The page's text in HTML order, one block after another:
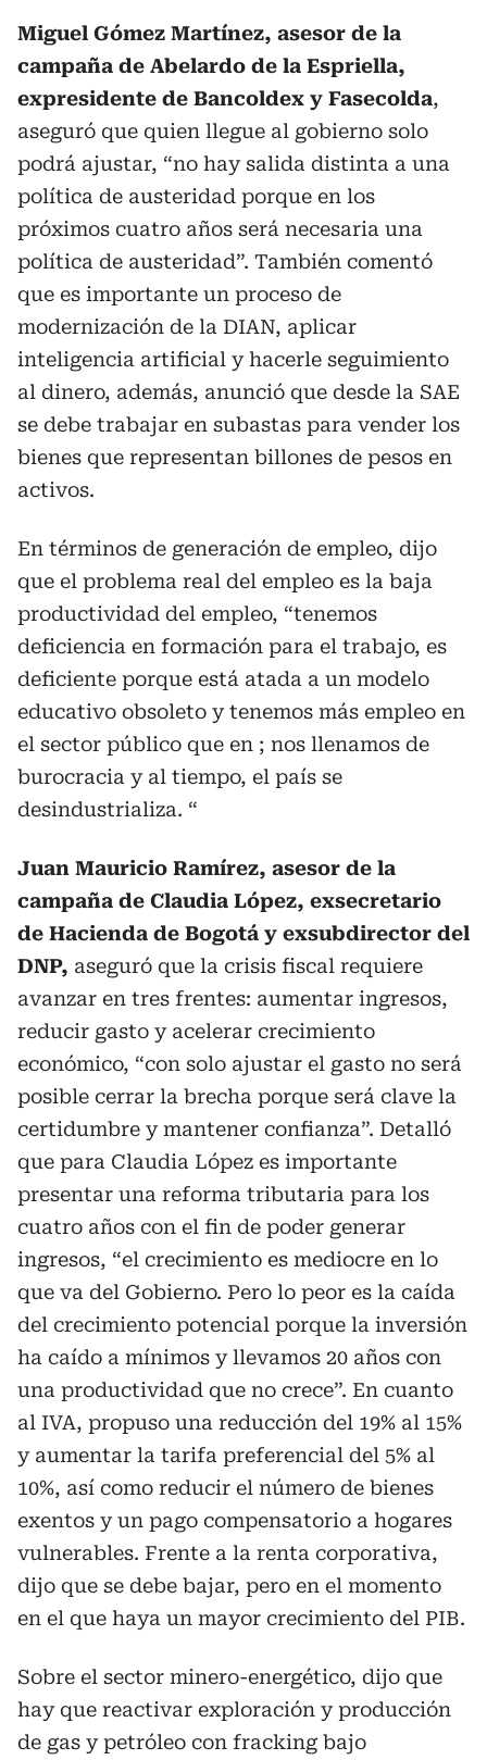
Miguel Gómez Martínez, asesor de la
campaña de Abelardo de la Espriella,
expresidente de Bancoldex y Fasecolda,
aseguró que quien llegue al gobierno solo
podrá ajustar, “no hay salida distinta a una
política de austeridad porque en los
próximos cuatro años será necesaria una
política de austeridad”. También comentó
que es importante un proceso de
modernización de la DIAN, aplicar
inteligencia artificial y hacerle seguimiento
al dinero, además, anunció que desde la SAE
se debe trabajar en subastas para vender los
bienes que representan billones de pesos en
activos.
En términos de generación de empleo, dijo
que el problema real del empleo es la baja
productividad del empleo, “tenemos
deficiencia en formación para el trabajo, es
deficiente porque está atada a un modelo
educativo obsoleto y tenemos más empleo en
el sector público que en ; nos llenamos de
burocracia y al tiempo, el país se
desindustrializa. “
Juan Mauricio Ramírez, asesor de la
campaña de Claudia López, exsecretario
de Hacienda de Bogotá y exsubdirector del
DNP, aseguró que la crisis fiscal requiere
avanzar en tres frentes: aumentar ingresos,
reducir gasto y acelerar crecimiento
económico, “con solo ajustar el gasto no será
posible cerrar la brecha porque será clave la
certidumbre y mantener confianza”. Detalló
que para Claudia López es importante
presentar una reforma tributaria para los
cuatro años con el fin de poder generar
ingresos, “el crecimiento es mediocre en lo
que va del Gobierno. Pero lo peor es la caída
del crecimiento potencial porque la inversión
ha caído a mínimos y llevamos 20 años con
una productividad que no crece”. En cuanto
al IVA, propuso una reducción del 19% al 15%
y aumentar la tarifa preferencial del 5% al
10%, así como reducir el número de bienes
exentos y un pago compensatorio a hogares
vulnerables. Frente a la renta corporativa,
dijo que se debe bajar, pero en el momento
en el que haya un mayor crecimiento del PIB.
Sobre el sector minero-energético, dijo que
hay que reactivar exploración y producción
de gas y petróleo con fracking bajo